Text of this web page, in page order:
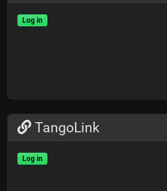
Log in
TangoLink
Log in